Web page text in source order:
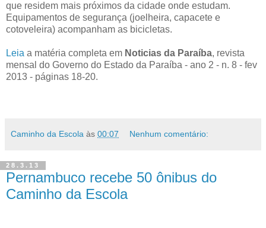
que residem mais próximos da cidade onde estudam.
Equipamentos de segurança (joelheira, capacete e
cotoveleira) acompanham as bicicletas.
Leia a matéria completa em Noticias da Paraíba, revista
mensal do Governo do Estado da Paraíba - ano 2 - n. 8 - fev
2013 - páginas 18-20.
Caminho da Escola às 00:07 Nenhum comentário:
28.3.13
Pernambuco recebe 50 ônibus do
Caminho da Escola